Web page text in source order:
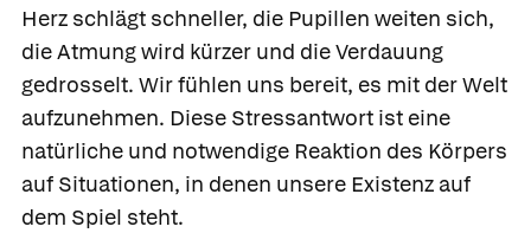
Herz schlägt schneller, die Pupillen weiten sich,
die Atmung wird kürzer und die Verdauung
gedrosselt. Wir fühlen uns bereit, es mit der Welt
aufzunehmen. Diese Stressantwort ist eine
natürliche und notwendige Reaktion des Körpers
auf Situationen, in denen unsere Existenz auf
dem Spiel steht.